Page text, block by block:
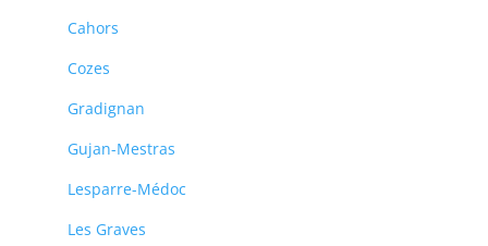
Cahors
Cozes
Gradignan
Gujan-Mestras
Lesparre-Médoc
Les Graves